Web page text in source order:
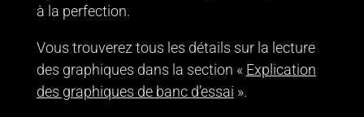
à la perfection.
Vous trouverez tous les détails sur la lecture
des graphiques dans la section « Explication
des graphiques de banc d’essai ».